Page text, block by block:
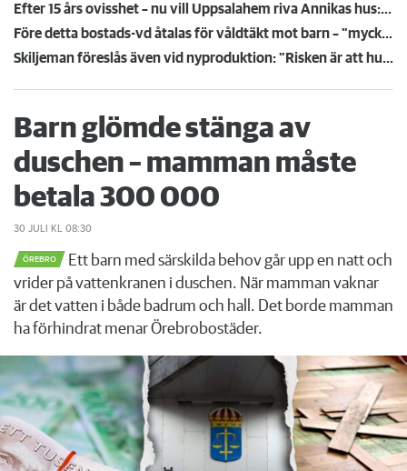
Efter 15 års ovisshet – nu vill Uppsalahem riva Annikas hus: "Är det skrämskott igen?”
Före detta bostads-vd åtalas för våldtäkt mot barn – "mycket teknisk bevisning"
Skiljeman föreslås även vid nyproduktion: "Risken är att husen inte byggs"
Barn glömde stänga av
duschen – mamman måste
betala 300 000
30 JULI KL 08:30
ÖREBRO
Ett barn med särskilda behov går upp en natt och
vrider på vattenkranen i duschen. När mamman vaknar
är det vatten i både badrum och hall. Det borde mamman
ha förhindrat menar Örebrobostäder.